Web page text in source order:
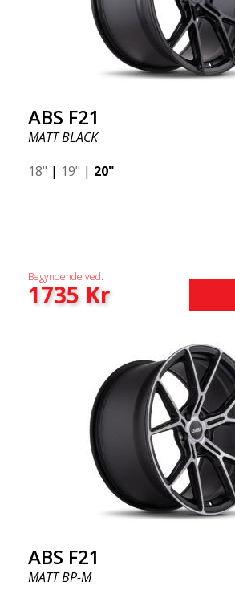
ABS F21
MATT BLACK
18" | 19" | 20"
Begyndende ved:
1735Kr
ABS F21
MATT BP-M